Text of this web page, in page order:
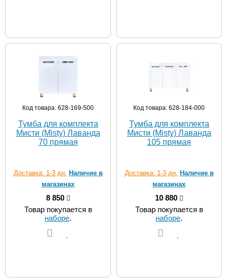
Код товара: 628-169-500
Тумба для комплекта
Мисти (Misty) Лаванда
70 прямая
Доставка: 1-3 дн. Наличие в
магазинах
8 850
Товар покупается в
наборе.
Код товара: 628-184-000
Тумба для комплекта
Мисти (Misty) Лаванда
105 прямая
Доставка: 1-3 дн. Наличие в
магазинах
10 880
Товар покупается в
наборе.